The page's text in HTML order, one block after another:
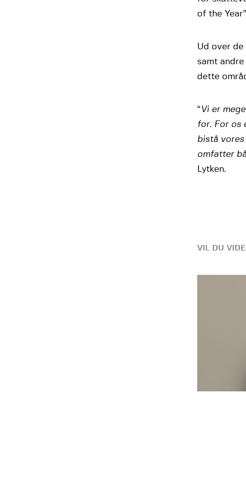
of the
Ud over
samt
dette
“Vi er
for. For os
bistå vores
omfatter
Lytken.
VIL DU